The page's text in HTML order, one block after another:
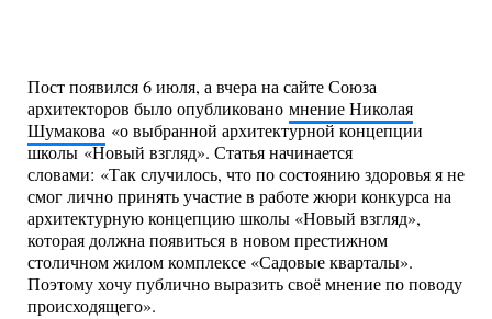
Пост появился 6 июля, а вчера на сайте Союза
архитекторов было опубликовано мнение Николая
Шумакова «о выбранной архитектурной концепции
школы «Новый взгляд». Статья начинается
словами: «Так случилось, что по состоянию здоровья я не
смог лично принять участие в работе жюри конкурса на
архитектурную концепцию школы «Новый взгляд»,
которая должна появиться в новом престижном
столичном жилом комплексе «Садовые кварталы».
Поэтому хочу публично выразить своё мнение по поводу
происходящего».